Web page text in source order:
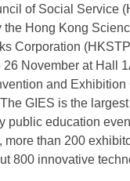
講匯聚各行業領袖，
居的粵港澳大灣區；
化的機遇與挑戰；及
者，早前於10月19
」亦雲集近30位來自
的發展及應用。其中
行政總裁及西門菲
Levitt表示在科技與創
應用創新科技增值服
of Social Service
the Hong Kong
Corporation
26 November at Hall
and Exhibition
GIES is the largest
public education
more than 200
800 innovative